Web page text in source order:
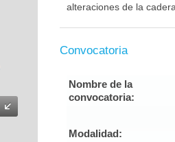
alteraciones de la
Convocatoria
Nombre de la
convocatoria:
Modalidad: